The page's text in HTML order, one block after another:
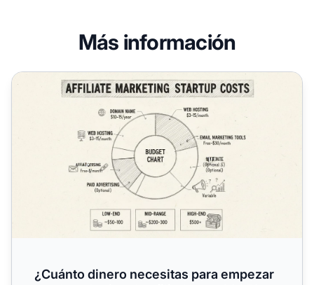
Más información
¿Cuánto dinero necesitas para empezar en el marketing
¿Cuánto dinero necesitas para empezar